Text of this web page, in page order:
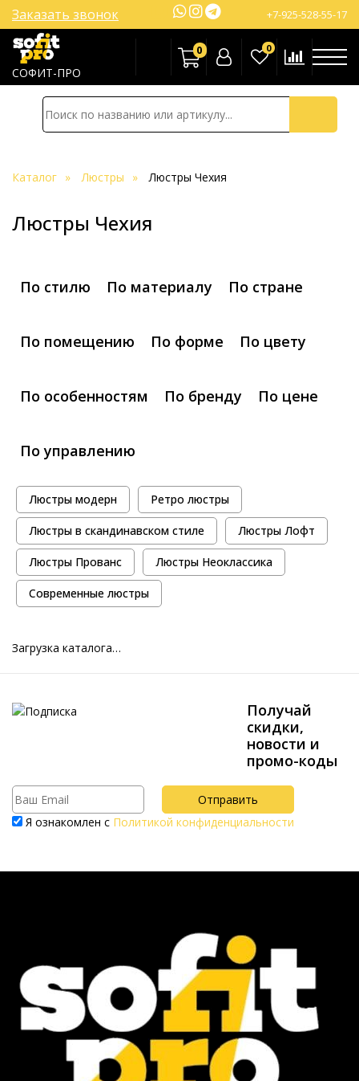
СОФИТ-ПРО
+7-925-528-55-17
Заказать звонок
0 0
Каталог Люстры Люстры Чехия
Люстры Чехия
По стилю По материалу По стране
По помещению По форме По цвету
По особенностям По бренду По цене
По управлению
Люстры модерн Ретро люстры
Люстры в скандинавском стиле Люстры Лофт
Люстры Прованс Люстры Неоклассика
Современные люстры
Загрузка каталога…
Получай
скидки,
новости и
промо-коды
Я ознакомлен с Политикой конфиденциальности